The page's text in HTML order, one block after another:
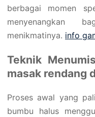
berbagai momen
menyenangkan
menikmatinya. info
Teknik
masak rendang
Proses awal yang
bumbu halus